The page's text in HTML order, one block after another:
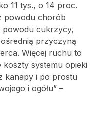
11 tys., o 14 proc.
powodu chorób
powodu cukrzycy,
przyczyną
Więcej ruchu to
koszty systemu opieki
kanapy i po prostu
i ogółu” –